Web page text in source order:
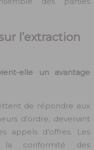
l’extraction
elle un avantage
de répondre aux
d’ordre, devenant
appels d’offres. Les
la conformité des